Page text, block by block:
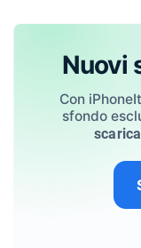
Nuovi
Con
sfondo